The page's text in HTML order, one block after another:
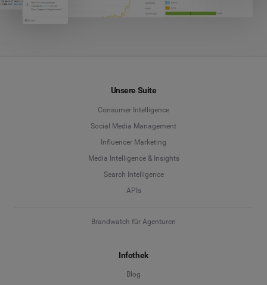
Unsere Suite
Consumer Intelligence
Social Media Management
Influencer Marketing
Media Intelligence & Insights
Search Intelligence
APIs
Brandwatch für Agenturen
Infothek
Blog